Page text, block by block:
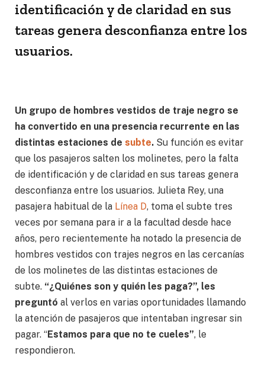
identificación y de claridad en sus
tareas genera desconfianza entre los
usuarios.
Un grupo de hombres vestidos de traje negro se
ha convertido en una presencia recurrente en las
distintas estaciones de subte. Su función es evitar
que los pasajeros salten los molinetes, pero la falta
de identificación y de claridad en sus tareas genera
desconfianza entre los usuarios. Julieta Rey, una
pasajera habitual de la Línea D, toma el subte tres
veces por semana para ir a la facultad desde hace
años, pero recientemente ha notado la presencia de
hombres vestidos con trajes negros en las cercanías
de los molinetes de las distintas estaciones de
subte. “¿Quiénes son y quién les paga?”, les
preguntó al verlos en varias oportunidades llamando
la atención de pasajeros que intentaban ingresar sin
pagar. “Estamos para que no te cueles”, le
respondieron.